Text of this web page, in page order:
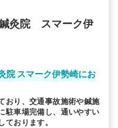
灸院 スマーク伊
院 スマーク伊勢崎にお
おり、交通事故施術や鍼施
駐車場完備し、通いやすい
おります。